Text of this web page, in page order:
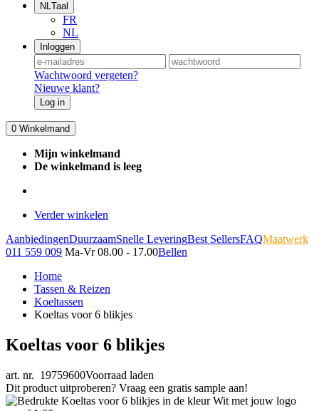
NLTaal
FR
NL
Inloggen
Wachtwoord vergeten?
Nieuwe klant?
Log in
0 Winkelmand
Mijn winkelmand
De winkelmand is leeg
Verder winkelen
AanbiedingenDuurzaamSnelle LeveringBest SellersFAQMaatwerk
011 559 009 Ma-Vr 08.00 - 17.00Bellen
Home
Tassen & Reizen
Koeltassen
Koeltas voor 6 blikjes
Koeltas voor 6 blikjes
art. nr. 19759600Voorraad laden
Dit product uitproberen? Vraag een gratis sample aan!